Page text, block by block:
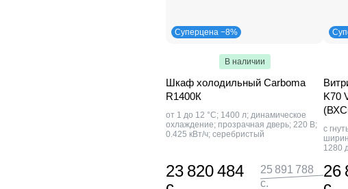
Суперцена −8%
В наличии
Шкаф холодильный Carboma
R1400К
от 1 до 12 °C; 1400 л; динамическое
охлаждение; прозрачная дверь; 220 В;
0.425 кВт/ч; серебристый
23 820 484
25 891 788
с.
K70
с
1280
26